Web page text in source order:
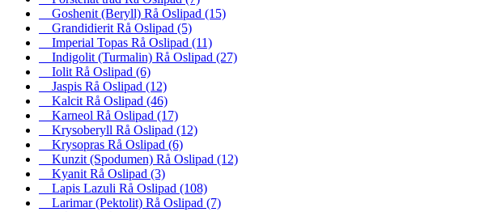
Goshenit (Beryll) Rå Oslipad (15)
Grandidierit Rå Oslipad (5)
Imperial Topas Rå Oslipad (11)
Indigolit (Turmalin) Rå Oslipad (27)
Iolit Rå Oslipad (6)
Jaspis Rå Oslipad (12)
Kalcit Rå Oslipad (46)
Karneol Rå Oslipad (17)
Krysoberyll Rå Oslipad (12)
Krysopras Rå Oslipad (6)
Kunzit (Spodumen) Rå Oslipad (12)
Kyanit Rå Oslipad (3)
Lapis Lazuli Rå Oslipad (108)
Larimar (Pektolit) Rå Oslipad (7)